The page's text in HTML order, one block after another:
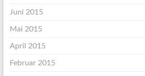
Juni 2015
Mai 2015
April 2015
Februar 2015